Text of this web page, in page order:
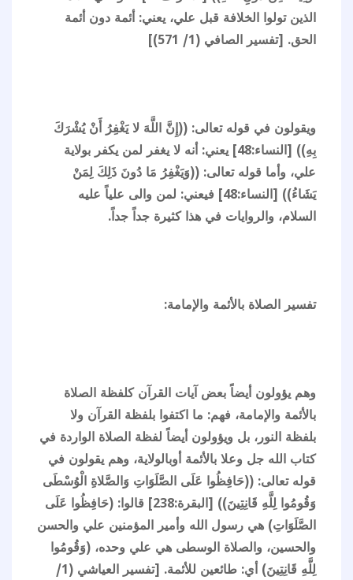
الذين تولوا الخلافة قبل علي، يعني: أئمة دون أئمة
الحق. [تفسير الصافي (1/ 571)]
ويقولون في قوله تعالى: ((إِنَّ اللَّهَ لا يَغْفِرُ أَنْ يُشْرَكَ
بِهِ)) [النساء:48] يعني: أنه لا يغفر لمن يكفر بولاية
علي، وأما قوله تعالى: ((وَيَغْفِرُ مَا دُونَ ذَلِكَ لِمَنْ
يَشَاءُ)) [النساء:48] فيعني: لمن والى علياً عليه
السلام، والروايات في هذا كثيرة جداً جداً.
تفسير الصلاة بالأئمة والإمامة:
وهم يؤولون أيضاً بعض آيات القرآن كلفظة الصلاة
بالأئمة والإمامة، فهم: ما اكتفوا بلفظة القرآن ولا
بلفظة النور، بل ويؤولون أيضاً لفظة الصلاة الواردة في
كتاب الله جل وعلا بالأئمة أوبالولاية، وهم يقولون في
قوله تعالى: ((حَافِظُوا عَلَى الصَّلَوَاتِ وَالصَّلاةِ الْوُسْطَى
وَقُومُوا لِلَّهِ قَانِتِينَ)) [البقرة:238] قالوا: (حَافِظُوا عَلَى
الصَّلَوَاتِ) هي رسول الله وأمير المؤمنين علي والحسن
والحسين، والصلاة الوسطى هي علي وحده، (وَقُومُوا
لِلَّهِ قَانِتِينَ) أي: طائعين للأئمة. [تفسير العياشي (1/